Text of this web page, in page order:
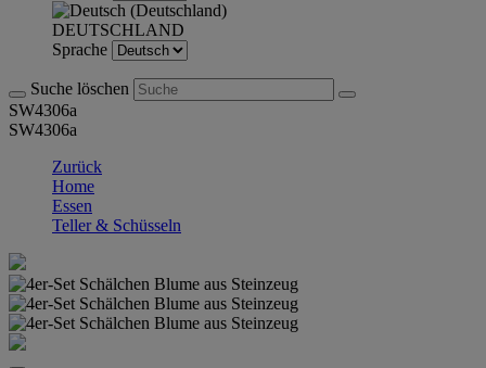
DEUTSCHLAND
Sprache
Suche löschen
SW4306a
SW4306a
Zurück
Home
Essen
Teller & Schüsseln